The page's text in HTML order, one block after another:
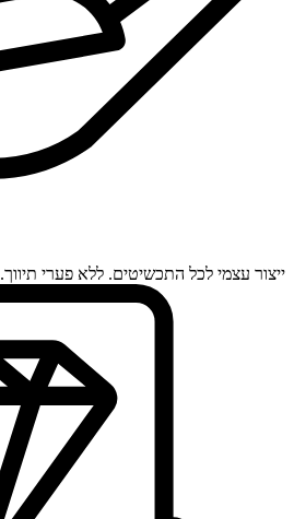
ייצור עצמי לכל התכשיטים. ללא פערי תיווך.